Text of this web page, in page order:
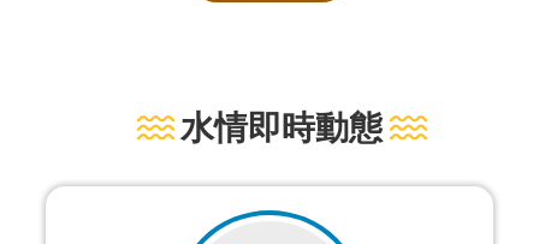
水情即時動態